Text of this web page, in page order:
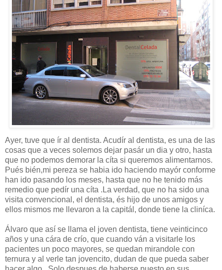
Ayer, tuve que ír al dentista. Acudír al dentista, es una de las
cosas que a veces solemos dejar pasár un dia y otro, hasta
que no podemos demorar la cíta si queremos alimentarnos.
Pués bién,mi pereza se habia ido haciendo mayór conforme
han ido pasando los meses, hasta que no he tenido más
remedio que pedír una cíta .La verdad, que no ha sido una
visita convencional, el dentista, és hijo de unos amigos y
ellos mismos me llevaron a la capitál, donde tiene la cliníca.
Álvaro que así se llama el joven dentista, tiene veinticinco
años y una cára de crío, que cuando ván a visitarle los
pacientes un poco mayores, se quedan mirandole con
ternura y al verle tan jovencito, dudan de que pueda saber